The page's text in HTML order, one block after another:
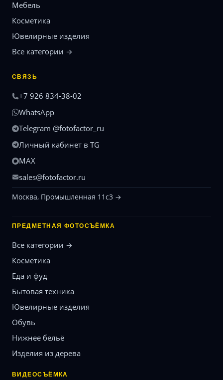
Мебель
Косметика
Ювелирные изделия
Все категории →
СВЯЗЬ
+7 926 834-38-02
WhatsApp
Telegram @fotofactor_ru
Личный кабинет в TG
MAX
sales@fotofactor.ru
Москва, Промышленная 11с3 →
ПРЕДМЕТНАЯ ФОТОСЪЁМКА
Все категории →
Косметика
Еда и фуд
Бытовая техника
Ювелирные изделия
Обувь
Нижнее бельё
Изделия из дерева
ВИДЕОСЪЁМКА